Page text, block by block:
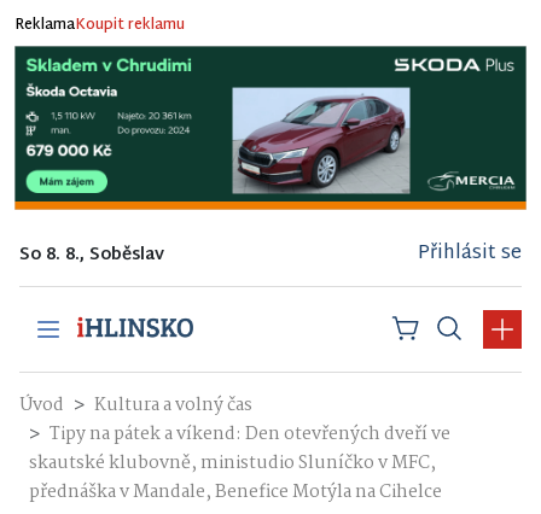
ReklamaKoupit reklamu
So 8. 8., Soběslav Přihlásit se
Úvod
Kultura a volný čas
Tipy na pátek a víkend: Den otevřených dveří ve
skautské klubovně, ministudio Sluníčko v MFC,
přednáška v Mandale, Benefice Motýla na Cihelce